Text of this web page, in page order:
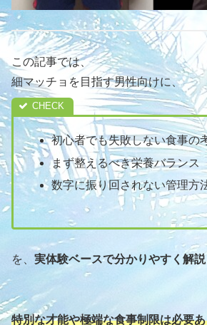
この記事では、
細マッチョを目指す男性向けに、
初心者でも失敗しない食事の
まず整えるべき栄養バランス
数字に振り回されない管理方
を、 実体験ベースで分かりやすく解説
特別な才能や極端な食事制限は必要